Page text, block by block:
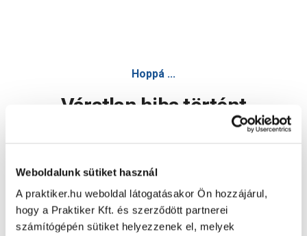
Weboldalunk sütiket használ
A praktiker.hu weboldal látogatásakor Ön hozzájárul,
hogy a Praktiker Kft. és szerződött partnerei
számítógépén sütiket helyezzenek el, melyek
Hoppá ...
Váratlan hiba történt
Oldal újratöltése